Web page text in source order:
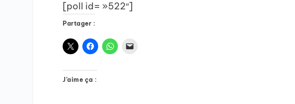
[poll id= »522″]
Partager :
J’aime ça :